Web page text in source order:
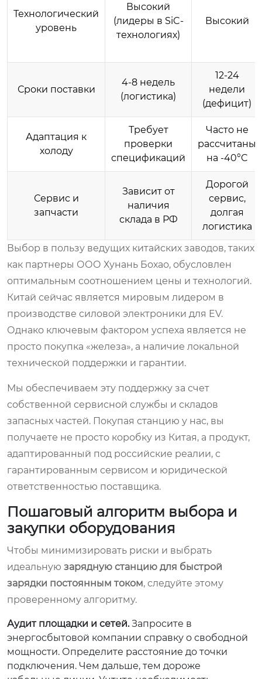
Технологический
уровень
Высокий
(лидеры в SiC-
технологиях)
Высокий
Сроки поставки
4-8 недель
(логистика)
12-24
недели
(дефицит)
Адаптация к
холоду
Требует
проверки
спецификаций
Часто не
рассчитаны
на -40°C
Сервис и
запчасти
Зависит от
наличия
склада в РФ
Дорогой
сервис,
долгая
логистика
Выбор в пользу ведущих китайских заводов, таких
как партнеры ООО Хунань Бохао, обусловлен
оптимальным соотношением цены и технологий.
Китай сейчас является мировым лидером в
производстве силовой электроники для EV.
Однако ключевым фактором успеха является не
просто покупка «железа», а наличие локальной
технической поддержки и гарантии.
Мы обеспечиваем эту поддержку за счет
собственной сервисной службы и складов
запасных частей. Покупая станцию у нас, вы
получаете не просто коробку из Китая, а продукт,
адаптированный под российские реалии, с
гарантированным сервисом и юридической
ответственностью поставщика.
Пошаговый алгоритм выбора и
закупки оборудования
Чтобы минимизировать риски и выбрать
идеальную зарядную станцию для быстрой
зарядки постоянным током, следуйте этому
проверенному алгоритму.
Аудит площадки и сетей.Запросите в
энергосбытовой компании справку о свободной
мощности. Определите расстояние до точки
подключения. Чем дальше, тем дороже